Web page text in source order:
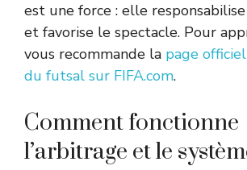
est une force : elle
et favorise le spectacle. Pour
vous recommande la page
du futsal sur FIFA.com.
Comment fonctionne
l’arbitrage et le